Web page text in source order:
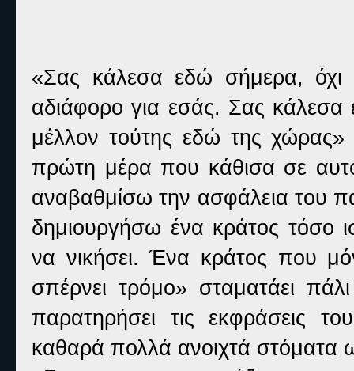
«Σας κάλεσα εδώ σήμερα,
αδιάφορο για εσάς. Σας
μέλλον τούτης εδώ της
πρώτη μέρα που κάθισα σε
αναβαθμίσω την ασφάλεια του
δημιουργήσω ένα κράτος τόσο
να νικήσει. Ένα κράτος που
σπέρνει τρόμο» σταματάει
παρατηρήσει τις εκφράσεις
καθαρά πολλά ανοιχτά στόματα